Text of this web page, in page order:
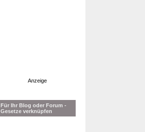
Anzeige
Für Ihr Blog oder Forum -
Gesetze verknüpfen